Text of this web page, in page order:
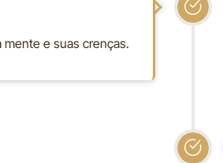
mente e suas crenças.